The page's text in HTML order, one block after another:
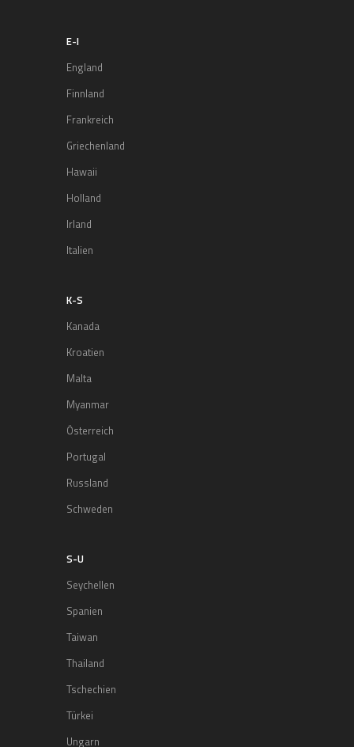
E-I
England
Finnland
Frankreich
Griechenland
Hawaii
Holland
Irland
Italien
K-S
Kanada
Kroatien
Malta
Myanmar
Österreich
Portugal
Russland
Schweden
S-U
Seychellen
Spanien
Taiwan
Thailand
Tschechien
Türkei
Ungarn